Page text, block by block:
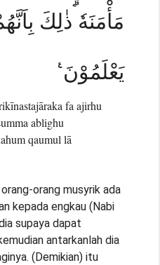
مَأْمَنَهٗ ۗذٰلِكَ
يَعْلَمُوْنَ ࣖ
fa ajirhu
ablighu
qaumul lā
orang musyrik ada
kepada engkau (Nabi
supaya dapat
antarkanlah dia
(Demikian) itu